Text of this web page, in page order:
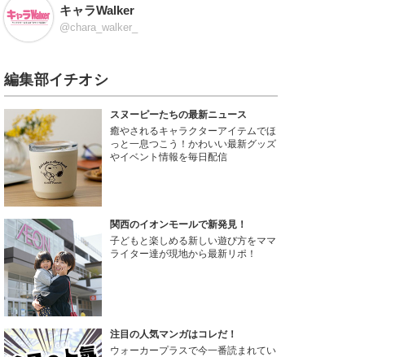
キャラWalker
@chara_walker_
編集部イチオシ
スヌーピーたちの最新ニュース
癒やされるキャラクターアイテムでほ
っと一息つこう！かわいい最新グッズ
やイベント情報を毎日配信
関西のイオンモールで新発見！
子どもと楽しめる新しい遊び方をママ
ライター達が現地から最新リポ！
注目の人気マンガはコレだ！
ウォーカープラスで今一番読まれてい